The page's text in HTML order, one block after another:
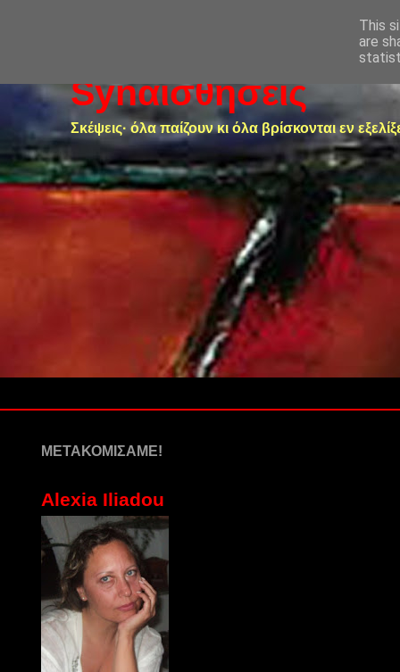
Synαισθήσεις
Σκέψεις· όλα παίζουν κι όλα βρίσκονται εν
ΜΕΤΑΚΟΜΙΣΑΜΕ!
Alexia Iliadou
This
are